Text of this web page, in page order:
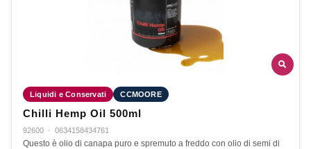
Liquidi e Conservati CCMOORE
Chilli Hemp Oil 500ml
92600 · 0634158434761
Questo è olio di canapa puro e spremuto a freddo con olio di semi di